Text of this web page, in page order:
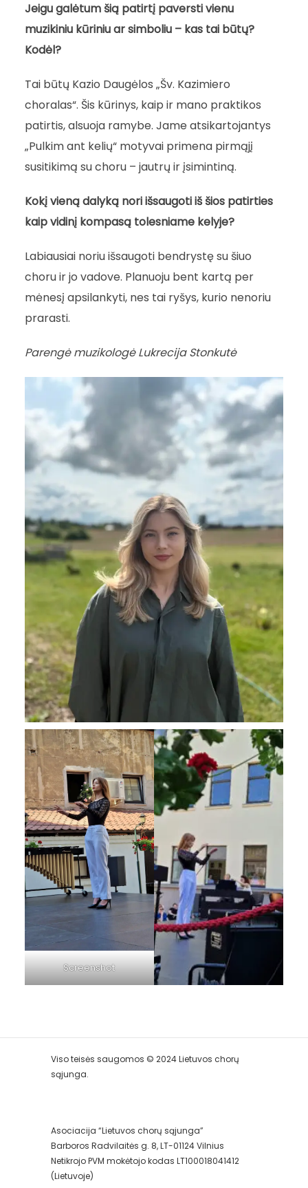
Jeigu galėtum šią patirtį paversti vienu
muzikiniu kūriniu ar simboliu – kas tai būtų?
Kodėl?
Tai būtų Kazio Daugėlos „Šv. Kazimiero
choralas“. Šis kūrinys, kaip ir mano praktikos
patirtis, alsuoja ramybe. Jame atsikartojantys
„Pulkim ant kelių“ motyvai primena pirmąjį
susitikimą su choru – jautrų ir įsimintiną.
Kokį vieną dalyką nori išsaugoti iš šios patirties
kaip vidinį kompasą tolesniame kelyje?
Labiausiai noriu išsaugoti bendrystę su šiuo
choru ir jo vadove. Planuoju bent kartą per
mėnesį apsilankyti, nes tai ryšys, kurio nenoriu
prarasti.
Parengė muzikologė Lukrecija Stonkutė
Screenshot
Viso teisės saugomos © 2024 Lietuvos chorų
sąjunga.
Asociacija “Lietuvos chorų sąjunga”
Barboros Radvilaitės g. 8, LT-01124 Vilnius
Netikrojo PVM mokėtojo kodas LT100018041412
(Lietuvoje)